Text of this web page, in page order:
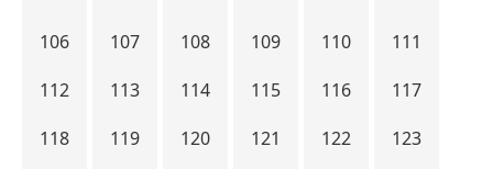
106
107 108 109 110
111
112
113 114 115 116
117
118
119 120 121 122
123